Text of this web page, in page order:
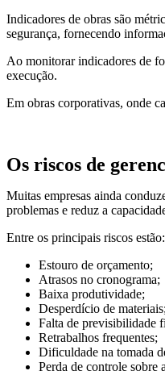
Indicadores de obras são
segurança, fornecendo
Ao monitorar indicadores de
execução.
Em obras corporativas, onde
Os riscos de
Muitas empresas ainda
problemas e reduz a
Entre os principais riscos estão:
Estouro de orçamento;
Atrasos no cronograma;
Baixa produtividade;
Desperdício de materiais;
Falta de previsibilidade
Retrabalhos frequentes;
Dificuldade na tomada
Perda de controle sobre